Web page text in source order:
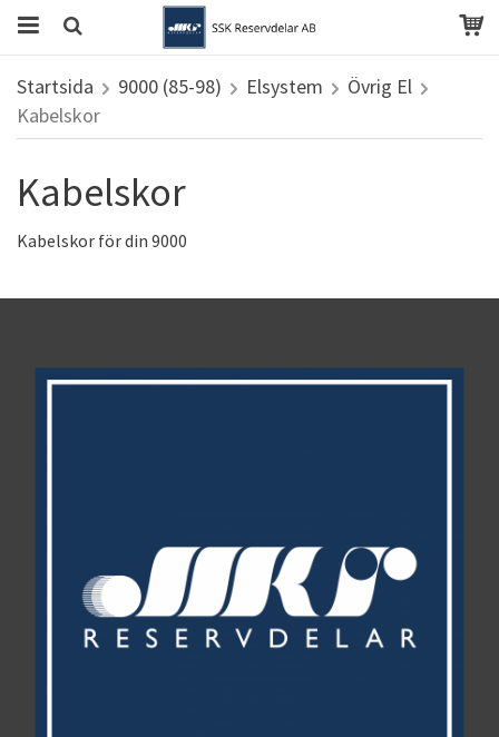
Startsida 9000 (85-98) Elsystem
Övrig El
Kabelskor
Kabelskor
Kabelskor för din 9000